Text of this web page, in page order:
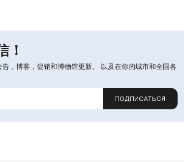
！
，博客，促销和博物馆更新。 以及在你的城市和全国各
ПОДПИСАТЬСЯ